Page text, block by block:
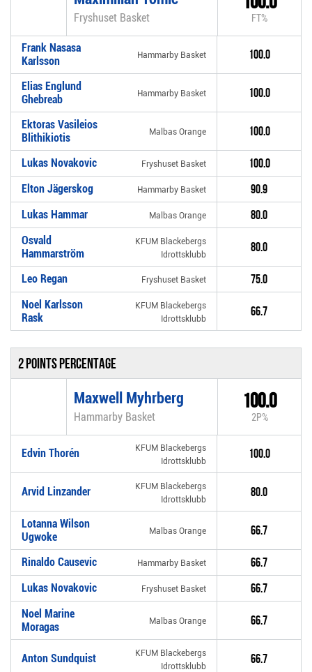
Fryshuset Basket FT%
Frank Nasasa
Karlsson
Hammarby Basket 100.0
Elias Englund
Ghebreab
Hammarby Basket 100.0
Ektoras Vasileios
Blithikiotis
Malbas Orange 100.0
Lukas Novakovic Fryshuset Basket 100.0
Elton Jägerskog Hammarby Basket 90.9
Lukas Hammar Malbas Orange 80.0
Osvald
Hammarström
KFUM Blackebergs
Idrottsklubb
80.0
Leo Regan Fryshuset Basket 75.0
Noel Karlsson
Rask
KFUM Blackebergs
Idrottsklubb
66.7
2 Points percentage
Maxwell Myhrberg
Hammarby Basket
100.0
2P%
Edvin Thorén
KFUM Blackebergs
Idrottsklubb
100.0
Arvid Linzander
KFUM Blackebergs
Idrottsklubb
80.0
Lotanna Wilson
Ugwoke
Malbas Orange 66.7
Rinaldo Causevic Hammarby Basket 66.7
Lukas Novakovic Fryshuset Basket 66.7
Noel Marine
Moragas
Malbas Orange 66.7
Anton Sundquist
KFUM Blackebergs
Idrottsklubb
66.7